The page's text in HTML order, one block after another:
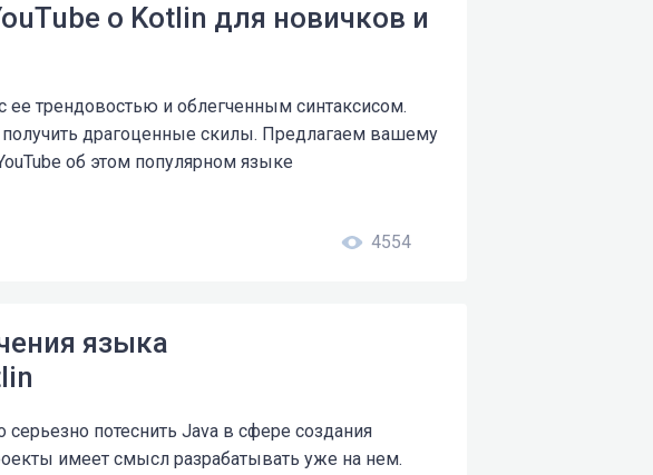
о Kotlin для новичков и
ее трендовостью и облегченным синтаксисом.
драгоценные скилы. Предлагаем вашему
об этом популярном языке
4554
языка
серьезно потеснить Java в сфере создания
имеет смысл разрабатывать уже на нем.